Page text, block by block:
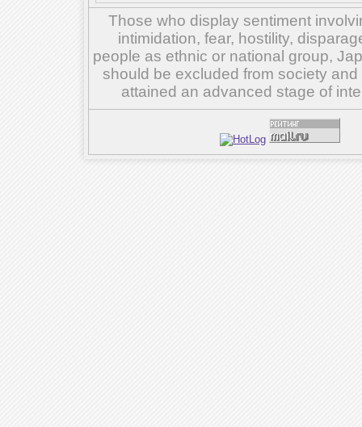
Those who display sentiment
intimidation, fear, hostility,
people as ethnic or national group,
should be excluded from society
attained an advanced stage of